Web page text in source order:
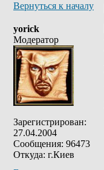
Вернуться к началу
yorick
Модератор
Зарегистрирован:
27.04.2004
Сообщения: 96473
Откуда: г.Киев